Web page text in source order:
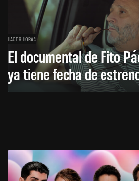
HACE 9 HORAS
El documental de Fito
ya tiene fecha de